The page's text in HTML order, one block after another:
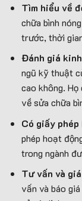
Tìm hiểu về
chữa bình
trước, thời
Đánh giá
ngũ kỹ thuật
cao không.
về sửa chữa
Có giấy
phép hoạt
trong ngành
Tư vấn và
vấn và báo